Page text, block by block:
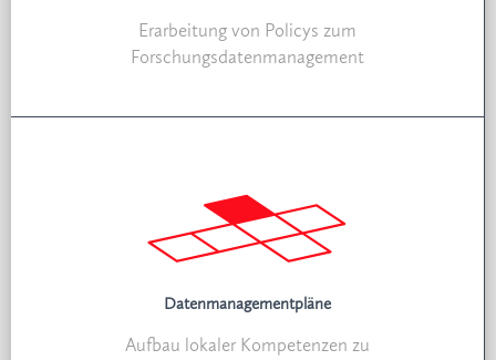
Erarbeitung von Policys zum
Forschungsdatenmanagement
Datenmanagementpläne
Aufbau lokaler Kompetenzen zu